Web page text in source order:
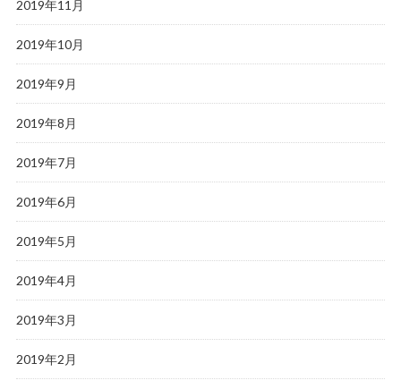
2019年11月
2019年10月
2019年9月
2019年8月
2019年7月
2019年6月
2019年5月
2019年4月
2019年3月
2019年2月